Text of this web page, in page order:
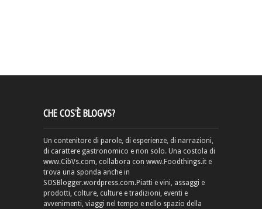
CHE COS’È BLOGVS?
Un contenitore di parole, di esperienze, di narrazioni,
di carattere gastronomico e non solo. Una costola di
www.CibVs.com, collabora con www.Foodthings.it e
trova una sponda anche in
SOSBlogger.wordpress.com.Piatti e vini, assaggi e
prodotti, colture, culture e tradizioni, eventi e
avvenimenti, viaggi nel tempo e nello spazio della